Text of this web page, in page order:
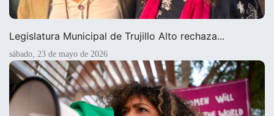
Legislatura Municipal de Trujillo Alto rechaza...
sábado, 23 de mayo de 2026